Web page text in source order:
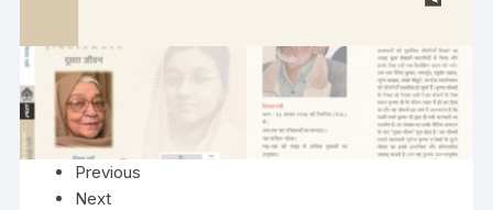
Previous
Next